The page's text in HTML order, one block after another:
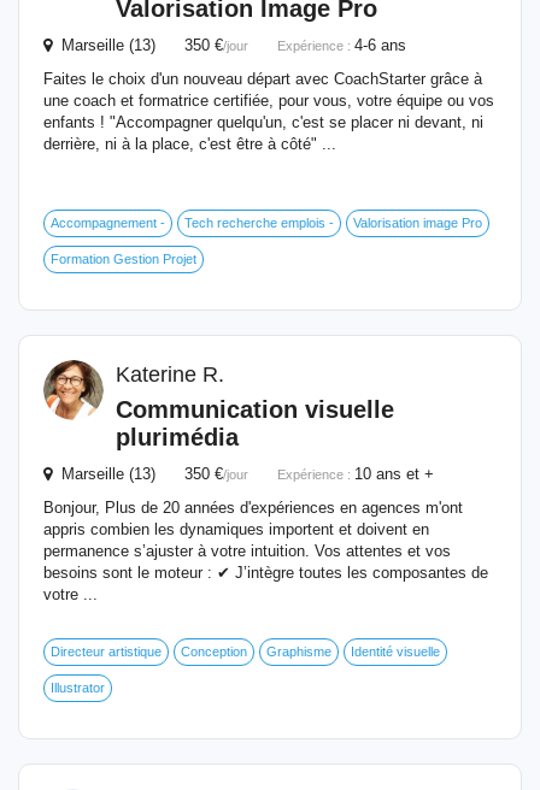
Valorisation Image Pro
Marseille (13) 350 €/jour Expérience : 4-6 ans
Faites le choix d'un nouveau départ avec CoachStarter grâce à
une coach et formatrice certifiée, pour vous, votre équipe ou vos
enfants ! "Accompagner quelqu'un, c'est se placer ni devant, ni
derrière, ni à la place, c'est être à côté" ...
Accompagnement - Tech recherche emplois - Valorisation image Pro
Formation Gestion Projet
Katerine R.
Communication visuelle
plurimédia
Marseille (13) 350 €/jour Expérience : 10 ans et +
Bonjour, Plus de 20 années d'expériences en agences m'ont
appris combien les dynamiques importent et doivent en
permanence s’ajuster à votre intuition. Vos attentes et vos
besoins sont le moteur : ✔ J’intègre toutes les composantes de
votre ...
Directeur artistique Conception Graphisme Identité visuelle
Illustrator